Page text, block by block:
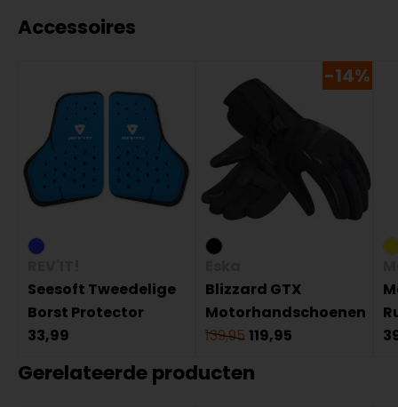
Accessoires
Seesoft Tweedelige
Borst Protector
33,99
-14%
Blizzard GTX
Motorhandschoenen
139,95 119,95
Gerelateerde producten